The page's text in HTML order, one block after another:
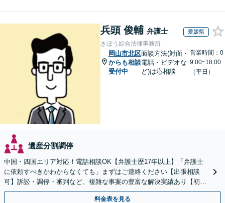
兵頭 俊輔 弁護士 愛媛県
きぼう綜合法律事務所
岡山市北区
からも相談
受付中
面談方法(対面・
電話・ビデオな
ど)は応相談
営業時間：0
9:00~18:00
（平日）
遺産分割調停
中国・四国エリア対応！電話相談OK【弁護士歴17年以上】「弁護士
に依頼すべきかわからなくても」まずはご連絡ください【出張相談
可】訴訟・調停・審判など、複雑な事案の豊富な解決実績あり【初回
相談無料】初回面談のみで解決できるケースもあります
料金表を見る